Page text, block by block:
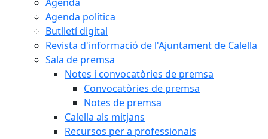
Agenda política
Butlletí digital
Revista d'informació de l'Ajuntament de Calella
Sala de premsa
Notes i convocatòries de premsa
Convocatòries de premsa
Notes de premsa
Calella als mitjans
Recursos per a professionals